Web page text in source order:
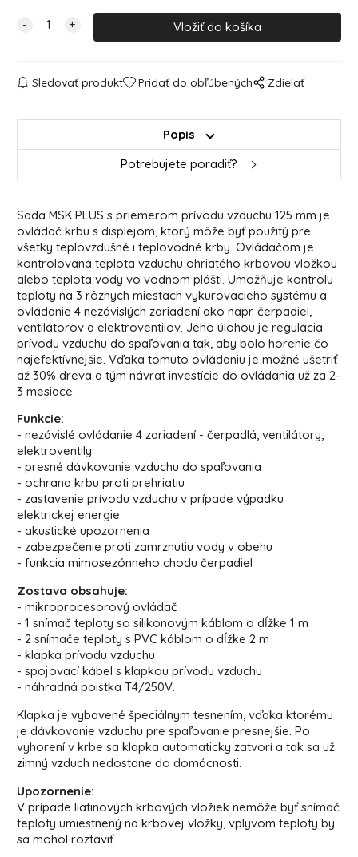
Sledovať produkt Pridať do obľúbených Zdielať
Popis
Potrebujete poradiť?
Sada MSK PLUS s priemerom prívodu vzduchu 125 mm je
ovládač krbu s displejom, ktorý môže byť použitý pre
všetky teplovzdušné i teplovodné krby. Ovládačom je
kontrolovaná teplota vzduchu ohriatého krbovou vložkou
alebo teplota vody vo vodnom plášti. Umožňuje kontrolu
teploty na 3 rôznych miestach vykurovacieho systému a
ovládanie 4 nezávislých zariadení ako napr. čerpadiel,
ventilátorov a elektroventilov. Jeho úlohou je regulácia
prívodu vzduchu do spaľovania tak, aby bolo horenie čo
najefektívnejšie. Vďaka tomuto ovládaniu je možné ušetriť
až 30% dreva a tým návrat investície do ovládania už za 2-
3 mesiace.
Funkcie:
- nezávislé ovládanie 4 zariadení - čerpadlá, ventilátory,
elektroventily
- presné dávkovanie vzduchu do spaľovania
- ochrana krbu proti prehriatiu
- zastavenie prívodu vzduchu v prípade výpadku
elektrickej energie
- akustické upozornenia
- zabezpečenie proti zamrznutiu vody v obehu
- funkcia mimosezónneho chodu čerpadiel
Zostava obsahuje:
- mikroprocesorový ovládač
- 1 snímač teploty so silikonovým káblom o dĺžke 1 m
- 2 snímače teploty s PVC káblom o dĺžke 2 m
- klapka prívodu vzduchu
- spojovací kábel s klapkou prívodu vzduchu
- náhradná poistka T4/250V.
Klapka je vybavené špeciálnym tesnením, vďaka ktorému
je dávkovanie vzduchu pre spaľovanie presnejšie. Po
vyhorení v krbe sa klapka automaticky zatvorí a tak sa už
zimný vzduch nedostane do domácnosti.
Upozornenie:
V prípade liatinových krbových vložiek nemôže byť snímač
teploty umiestnený na krbovej vložky, vplyvom teploty by
sa mohol roztaviť.